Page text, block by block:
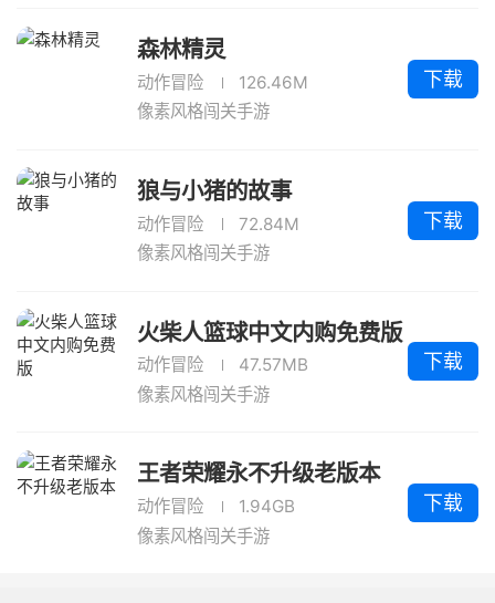
森林精灵
动作冒险
126.46M
像素风格闯关手游
下载
狼与小猪的故事
动作冒险
72.84M
像素风格闯关手游
下载
火柴人篮球中文内购免费版
动作冒险
47.57MB
像素风格闯关手游
下载
王者荣耀永不升级老版本
动作冒险
1.94GB
像素风格闯关手游
下载